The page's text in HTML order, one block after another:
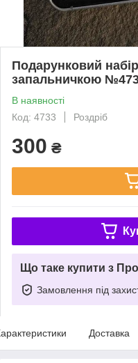
Подарунковий
запальничкою
В наявності
Код: 4733
Роздріб
300 ₴
Що таке купити з
Замовлення під
Доставка